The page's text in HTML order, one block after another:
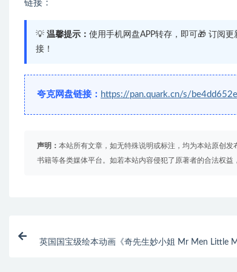
链接：
💡 温馨提示： 使用手机网盘APP转存，即可🎁 订阅
接！
夸克网盘链接： https://pan.quark.cn/s/
声明： 本站所有文章，如无特殊说明或标注，均为本站原创
书籍等各类媒体平台。如若本站内容侵犯了原著者的合法权益
英国国宝级绘本动画《奇先生妙小姐 Mr Men Little